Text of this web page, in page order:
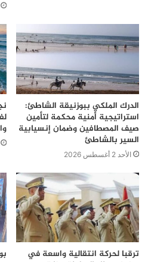
الدرك الملكي ببوزنيقة الشاطئ:
استراتيجية أمنية محكمة لتأمين
صيف المصطافين وضمان إنسيابية
السير بالشاطئ
الأحد 2 أغسطس 2026
ترقبا لحركة انتقالية واسعة في